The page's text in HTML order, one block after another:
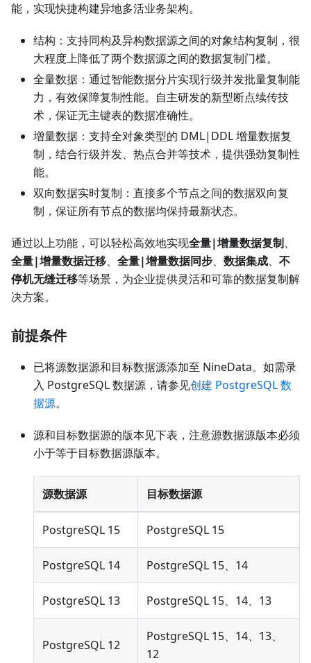
能，实现快捷构建异地多活业务架构。
结构：支持同构及异构数据源之间的对象结构复制，很
大程度上降低了两个数据源之间的数据复制门槛。
全量数据：通过智能数据分片实现行级并发批量复制能
力，有效保障复制性能。自主研发的新型断点续传技
术，保证无主键表的数据准确性。
增量数据：支持全对象类型的 DML|DDL 增量数据复
制，结合行级并发、热点合并等技术，提供强劲复制性
能。
双向数据实时复制：直接多个节点之间的数据双向复
制，保证所有节点的数据均保持最新状态。
通过以上功能，可以轻松高效地实现全量|增量数据复制、
全量|增量数据迁移、 全量|增量数据同步、 数据集成、 不
停机无缝迁移等场景，为企业提供灵活和可靠的数据复制解
决方案。
前提条件
已将源数据源和目标数据源添加至 NineData。如需录
入 PostgreSQL 数据源，请参见创建 PostgreSQL 数
据源。
源和目标数据源的版本见下表，注意源数据源版本必须
小于等于目标数据源版本。
源数据源 目标数据源
PostgreSQL 15 PostgreSQL 15
PostgreSQL 14 PostgreSQL 15、14
PostgreSQL 13 PostgreSQL 15、14、13
PostgreSQL 12
PostgreSQL 15、14、13、
12